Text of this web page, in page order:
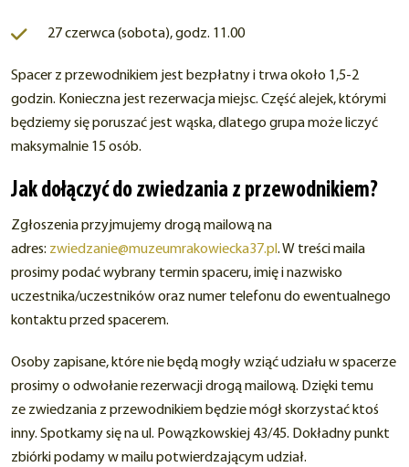
27 czerwca (sobota), godz. 11.00
Spacer z przewodnikiem jest bezpłatny i trwa około 1,5-2
godzin. Konieczna jest rezerwacja miejsc. Część alejek, którymi
będziemy się poruszać jest wąska, dlatego grupa może liczyć
maksymalnie 15 osób.
Jak dołączyć do zwiedzania z przewodnikiem?
Zgłoszenia przyjmujemy drogą mailową na
adres: zwiedzanie@muzeumrakowiecka37.pl . W treści maila
prosimy podać wybrany termin spaceru, imię i nazwisko
uczestnika/uczestników oraz numer telefonu do ewentualnego
kontaktu przed spacerem.
Osoby zapisane, które nie będą mogły wziąć udziału w spacerze
prosimy o odwołanie rezerwacji drogą mailową. Dzięki temu
ze zwiedzania z przewodnikiem będzie mógł skorzystać ktoś
inny. Spotkamy się na ul. Powązkowskiej 43/45. Dokładny punkt
zbiórki podamy w mailu potwierdzającym udział.